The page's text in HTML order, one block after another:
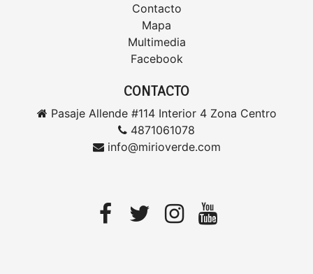
Contacto
Mapa
Multimedia
Facebook
CONTACTO
Pasaje Allende #114 Interior 4 Zona Centro
4871061078
info@mirioverde.com